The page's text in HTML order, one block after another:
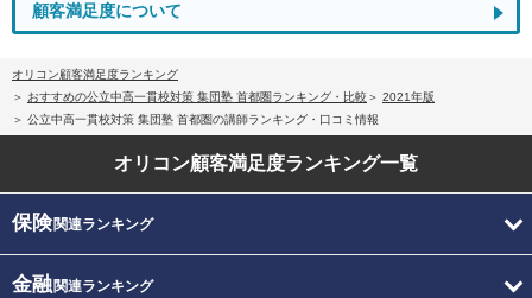
顧客満足度について
オリコン顧客満足度ランキング
おすすめの公立中高一貫校対策 集団塾 首都圏ランキング・比較
2021年版
公立中高一貫校対策 集団塾 首都圏の講師ランキング・口コミ情報
オリコン顧客満足度ランキング一覧
保険関連ランキング
金融関連ランキング